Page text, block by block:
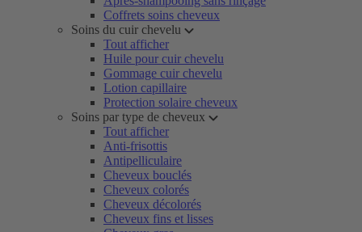
Coffrets soins cheveux
Soins du cuir chevelu
Tout afficher
Huile pour cuir chevelu
Gommage cuir chevelu
Lotion capillaire
Protection solaire cheveux
Soins par type de cheveux
Tout afficher
Anti-frisottis
Antipelliculaire
Cheveux bouclés
Cheveux colorés
Cheveux décolorés
Cheveux fins et lisses